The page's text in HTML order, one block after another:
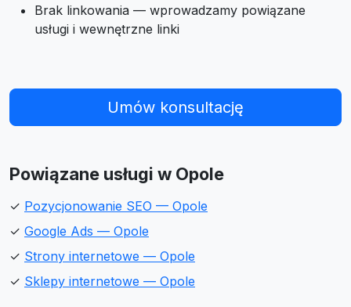
Brak linkowania — wprowadzamy powiązane
usługi i wewnętrzne linki
Umów konsultację
Powiązane usługi w Opole
✓ Pozycjonowanie SEO — Opole
✓ Google Ads — Opole
✓ Strony internetowe — Opole
✓ Sklepy internetowe — Opole